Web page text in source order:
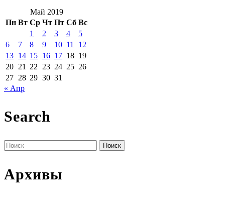
Май 2019
Пн Вт Ср Чт Пт Сб Вс
1
2 3 4
5
6
7 8 9 10 11
12
13 14 15 16 17 18 19
20 21 22 23 24 25 26
27 28 29 30 31
« Апр
Search
Поиск
по:
Архивы